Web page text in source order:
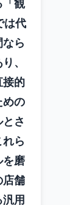
「観
は代
ら
、
接的
めの
さ
ら
を磨
店舗
用